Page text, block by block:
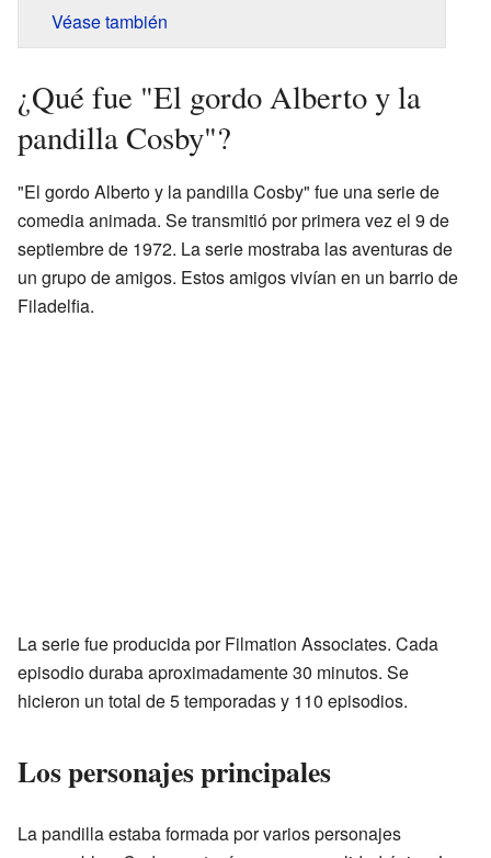
Véase también
¿Qué fue "El gordo Alberto y la
pandilla Cosby"?
"El gordo Alberto y la pandilla Cosby" fue una serie de
comedia animada. Se transmitió por primera vez el 9 de
septiembre de 1972. La serie mostraba las aventuras de
un grupo de amigos. Estos amigos vivían en un barrio de
Filadelfia.
La serie fue producida por Filmation Associates. Cada
episodio duraba aproximadamente 30 minutos. Se
hicieron un total de 5 temporadas y 110 episodios.
Los personajes principales
La pandilla estaba formada por varios personajes